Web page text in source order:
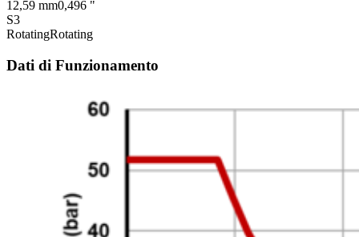
12,59 mm0,496 "
S3
RotatingRotating
Dati di Funzionamento